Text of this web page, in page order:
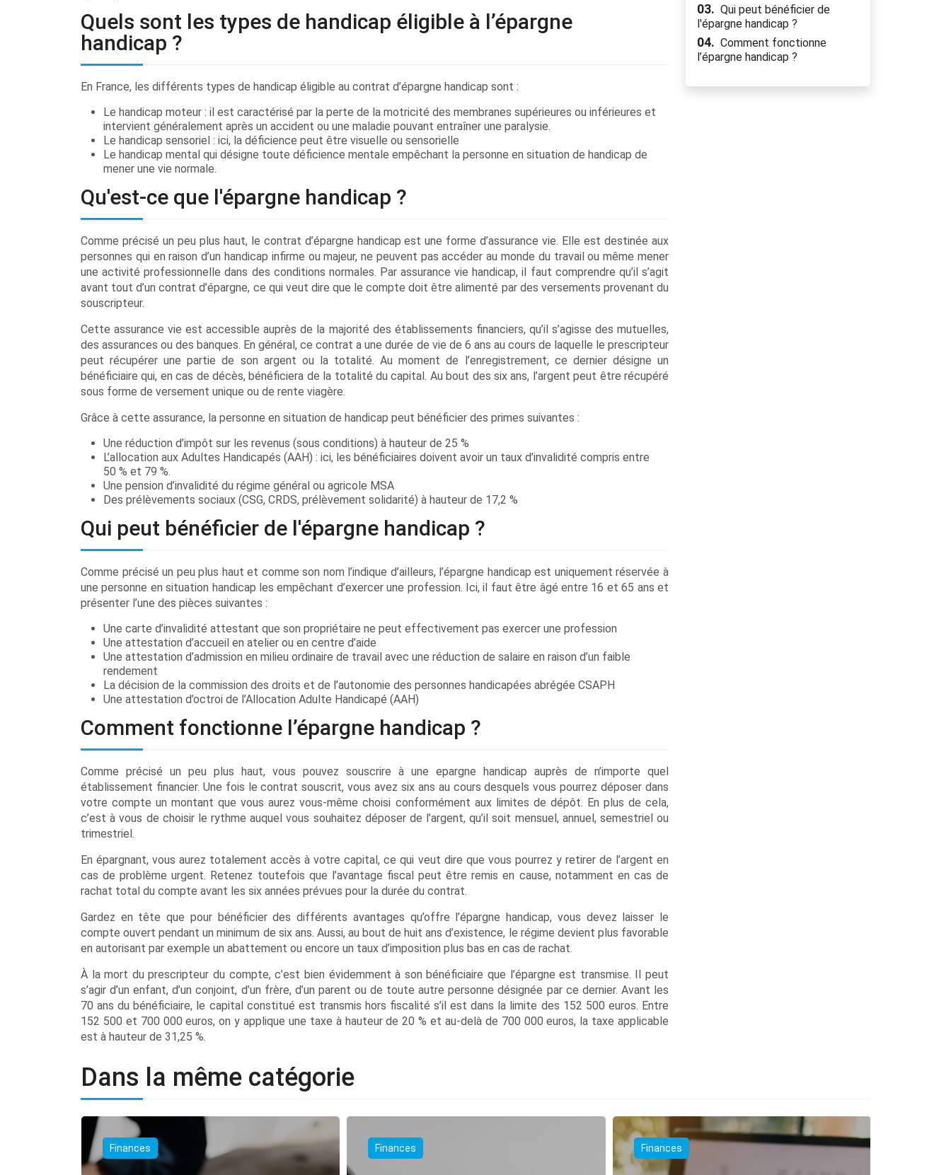
Quels sont les types de handicap éligible à l’épargne
handicap ?
En France, les différents types de handicap éligible au contrat d’épargne handicap sont :
Le handicap moteur : il est caractérisé par la perte de la motricité des membranes supérieures ou inférieures et
intervient généralement après un accident ou une maladie pouvant entraîner une paralysie.
Le handicap sensoriel : ici, la déficience peut être visuelle ou sensorielle
Le handicap mental qui désigne toute déficience mentale empêchant la personne en situation de handicap de
mener une vie normale.
Qu'est-ce que l'épargne handicap ?
Comme précisé un peu plus haut, le contrat d’épargne handicap est une forme d’assurance vie. Elle est destinée aux
personnes qui en raison d’un handicap infirme ou majeur, ne peuvent pas accéder au monde du travail ou même mener
une activité professionnelle dans des conditions normales. Par assurance vie handicap, il faut comprendre qu’il s’agit
avant tout d’un contrat d’épargne, ce qui veut dire que le compte doit être alimenté par des versements provenant du
souscripteur.
Cette assurance vie est accessible auprès de la majorité des établissements financiers, qu’il s’agisse des mutuelles,
des assurances ou des banques. En général, ce contrat a une durée de vie de 6 ans au cours de laquelle le prescripteur
peut récupérer une partie de son argent ou la totalité. Au moment de l’enregistrement, ce dernier désigne un
bénéficiaire qui, en cas de décès, bénéficiera de la totalité du capital. Au bout des six ans, l’argent peut être récupéré
sous forme de versement unique ou de rente viagère.
Grâce à cette assurance, la personne en situation de handicap peut bénéficier des primes suivantes :
Une réduction d’impôt sur les revenus (sous conditions) à hauteur de 25 %
L’allocation aux Adultes Handicapés (AAH) : ici, les bénéficiaires doivent avoir un taux d’invalidité compris entre
50 % et 79 %.
Une pension d’invalidité du régime général ou agricole MSA
Des prélèvements sociaux (CSG, CRDS, prélèvement solidarité) à hauteur de 17,2 %
Qui peut bénéficier de l'épargne handicap ?
Comme précisé un peu plus haut et comme son nom l’indique d’ailleurs, l’épargne handicap est uniquement réservée à
une personne en situation handicap les empêchant d’exercer une profession. Ici, il faut être âgé entre 16 et 65 ans et
présenter l’une des pièces suivantes :
Une carte d’invalidité attestant que son propriétaire ne peut effectivement pas exercer une profession
Une attestation d’accueil en atelier ou en centre d’aide
Une attestation d’admission en milieu ordinaire de travail avec une réduction de salaire en raison d’un faible
rendement
La décision de la commission des droits et de l’autonomie des personnes handicapées abrégée CSAPH
Une attestation d’octroi de l’Allocation Adulte Handicapé (AAH)
Comment fonctionne l’épargne handicap ?
Comme précisé un peu plus haut, vous pouvez souscrire à une epargne handicap auprès de n’importe quel
établissement financier. Une fois le contrat souscrit, vous avez six ans au cours desquels vous pourrez déposer dans
votre compte un montant que vous aurez vous-même choisi conformément aux limites de dépôt. En plus de cela,
c’est à vous de choisir le rythme auquel vous souhaitez déposer de l’argent, qu’il soit mensuel, annuel, semestriel ou
trimestriel.
En épargnant, vous aurez totalement accès à votre capital, ce qui veut dire que vous pourrez y retirer de l’argent en
cas de problème urgent. Retenez toutefois que l’avantage fiscal peut être remis en cause, notamment en cas de
rachat total du compte avant les six années prévues pour la durée du contrat.
Gardez en tête que pour bénéficier des différents avantages qu’offre l’épargne handicap, vous devez laisser le
compte ouvert pendant un minimum de six ans. Aussi, au bout de huit ans d’existence, le régime devient plus favorable
en autorisant par exemple un abattement ou encore un taux d’imposition plus bas en cas de rachat.
À la mort du prescripteur du compte, c’est bien évidemment à son bénéficiaire que l’épargne est transmise. Il peut
s’agir d’un enfant, d’un conjoint, d’un frère, d’un parent ou de toute autre personne désignée par ce dernier. Avant les
70 ans du bénéficiaire, le capital constitué est transmis hors fiscalité s’il est dans la limite des 152 500 euros. Entre
152 500 et 700 000 euros, on y applique une taxe à hauteur de 20 % et au-delà de 700 000 euros, la taxe applicable
est à hauteur de 31,25 %.
03. Qui peut bénéficier de
l'épargne handicap ?
04. Comment fonctionne
l’épargne handicap ?
Dans la même catégorie
Finances Finances Finances